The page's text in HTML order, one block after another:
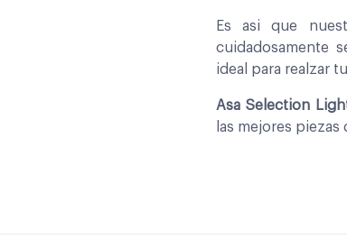
Es asi que
cuidadosamente
ideal para realzar
Asa Selection
las mejores